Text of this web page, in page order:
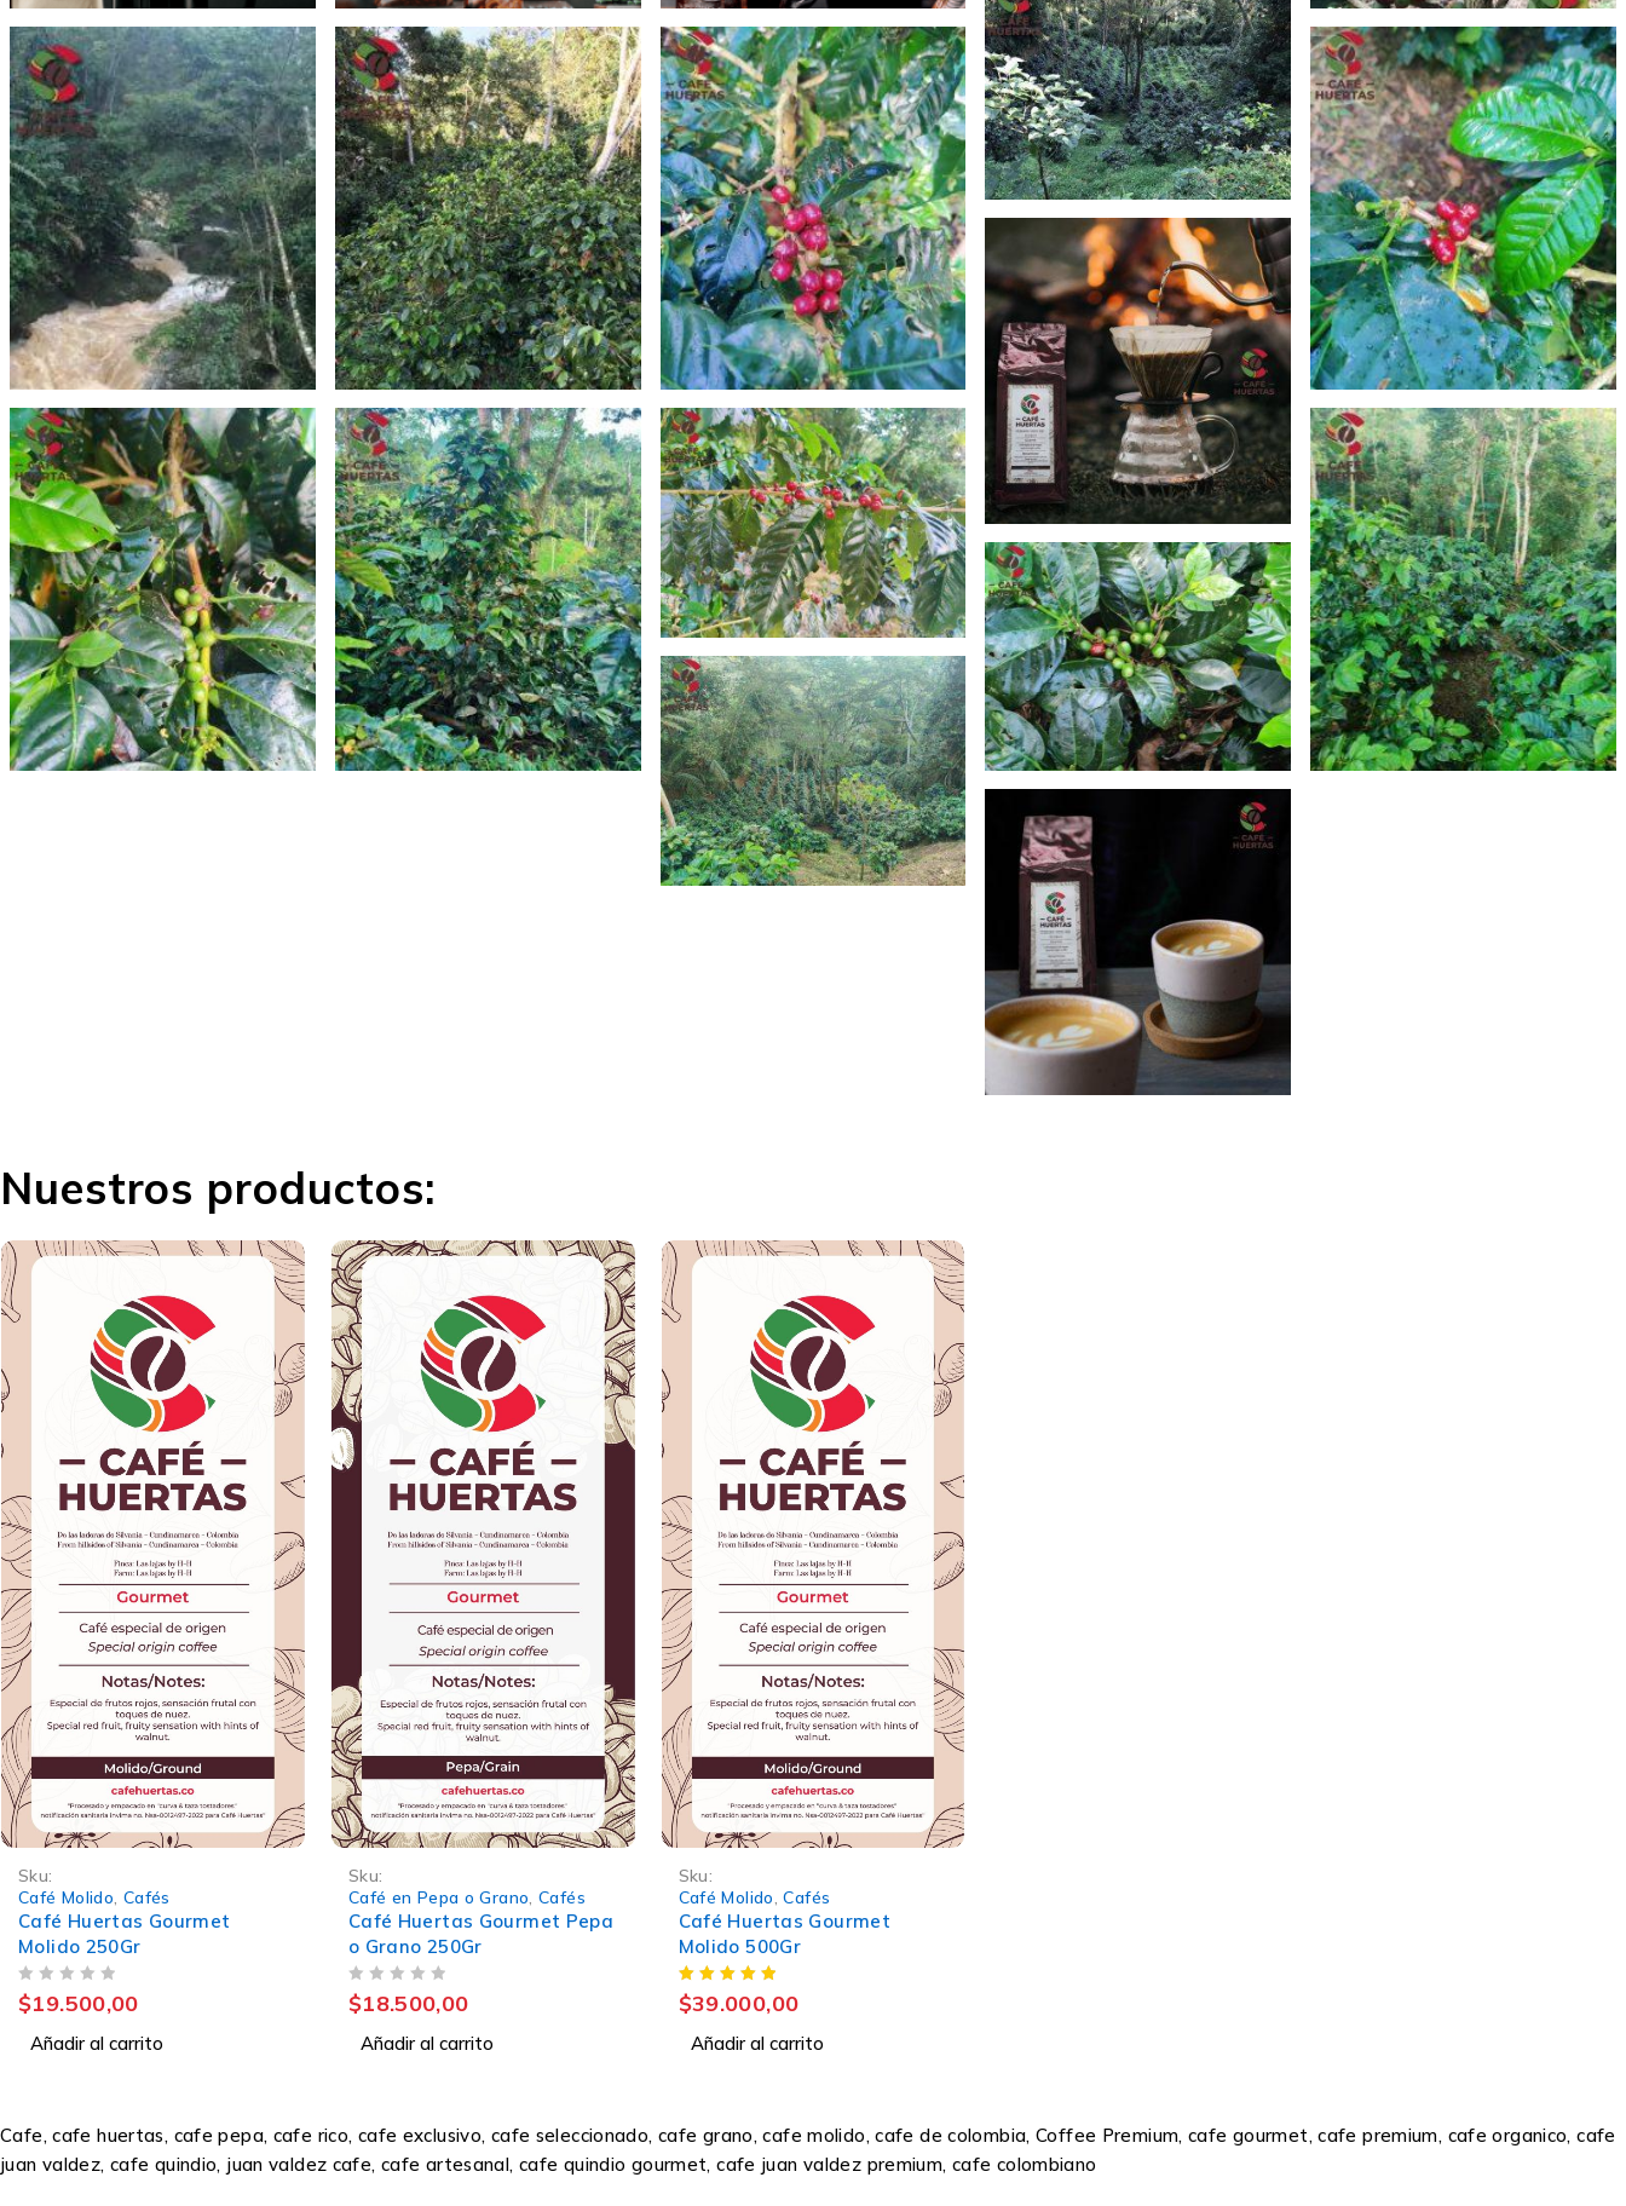
Nuestros productos:
Sku:
Café Molido Cafés
Café Huertas Gourmet
Molido 250Gr
$19.500,00
Añadir al carrito
Sku:
Café en Pepa o Grano ,Cafés
Café Huertas Gourmet Pepa
o Grano 250Gr
$18.500,00
Añadir al carrito
Sku:
Café Molido ,Cafés
Café Huertas Gourmet
Molido 500Gr
$39.000,00
Añadir al carrito
Cafe, cafe huertas, cafe pepa, cafe rico, cafe exclusivo, cafe seleccionado, cafe grano, cafe molido, cafe de colombia, Coffee Premium, cafe gourmet, cafe premium, cafe organico, cafe
juan valdez, cafe quindio, juan valdez cafe, cafe artesanal, cafe quindio gourmet, cafe juan valdez premium, cafe colombiano